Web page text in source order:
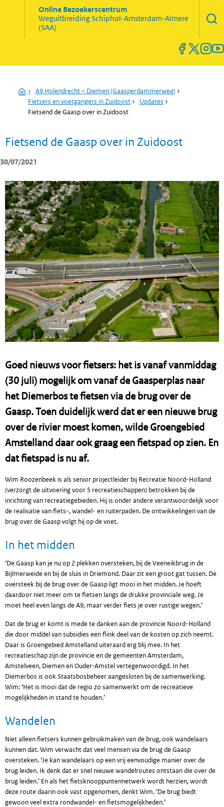
Online Bezoekerscentrum
WeguitbreidingSchiphol-Amsterdam-Almere
(SAA)
Home
› A9 Holendrecht – Diemen (Gaasperdammerweg) ›
Fietsers en voetgangers in Zuidoost › Updates ›
Fietsend de Gaasp over in Zuidoost
Fietsend de Gaasp over in Zuidoost
30/07/2021
Goed nieuws voor fietsers: het is vanaf vanmiddag
(30 juli) mogelijk om vanaf de Gaasperplas naar
het Diemerbos te fietsen via de brug over de
Gaasp. Toen duidelijk werd dat er een nieuwe brug
over de rivier moest komen, wilde Groengebied
Amstelland daar ook graag een fietspad op zien. En
dat fietspad is nu af.
Wim Roozenbeek is als senior projectleider bij Recreatie Noord-Holland
(verzorgt de uitvoering voor 5 recreatieschappen) betrokken bij de
inrichting van recreatiegebieden. Hij is onder andere verantwoordelijk voor
de realisatie van fiets-, wandel- en ruiterpaden. De ontwikkelingen van de
brug over de Gaasp volgt hij op de voet.
In het midden
‘De Gaasp kan je nu op 2 plekken oversteken, bij de Veeneikbrug in de
Bijlmerweide en bij de sluis in Driemond. Daar zit een groot gat tussen. De
oversteek bij de brug over de Gaasp ligt mooi in het midden. Je hoeft
daardoor niet meer om te fietsen langs de drukke provinciale weg. Je
moet heel even langs de A9, maar verder fiets je over rustige wegen.’
Dat de brug er komt is mede te danken aan de provincie Noord-Holland
die door middel van subsidies een flink deel van de kosten op zich neemt.
Daar is Groengebied Amstelland uiteraard erg blij mee. In het
recreatieschap zijn de provincie en de gemeenten Amsterdam,
Amstelveen, Diemen en Ouder-Amstel vertegenwoordigd. In het
Diemerbos is ook Staatsbosbeheer aangesloten bij de samenwerking.
Wim: ‘Het is mooi dat de regio zo samenwerkt om de recreatieve
mogelijkheden in stand te houden.’
Wandelen
Niet alleen fietsers kunnen gebruikmaken van de brug, ook wandelaars
kunnen dat. Wim verwacht dat veel mensen via de brug de Gaasp
oversteken. ‘Je kan wandelaars op een vrij eenvoudige manier over de
brug leiden. Ik denk dat er snel nieuwe wandelroutes ontstaan die over de
brug leiden.’ En als het fietsknooppuntennetwerk wordt herzien, wordt
deze route daarin ook vast opgenomen, denkt Wim. ‘De brug biedt
gewoon veel extra rondwandel- en fietsmogelijkheden.’